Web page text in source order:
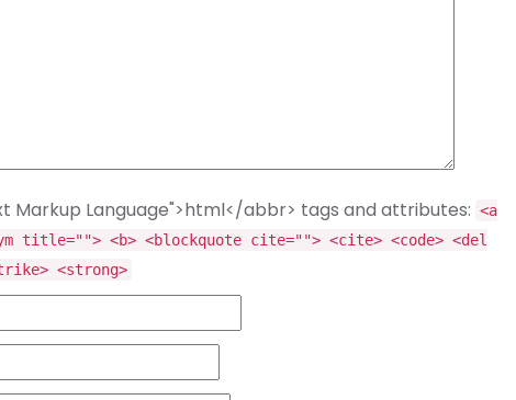
Markup Language">html</abbr> tags and attributes: <a
title=""> <b> <blockquote cite=""> <cite> <code> <del
<strong>